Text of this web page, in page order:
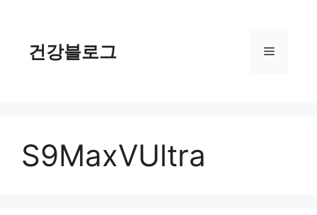
건강블로그 메
S9MaxVUltra